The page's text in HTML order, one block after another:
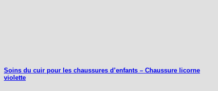
Soins du cuir pour les chaussures d’enfants – Chaussure licorne
violette